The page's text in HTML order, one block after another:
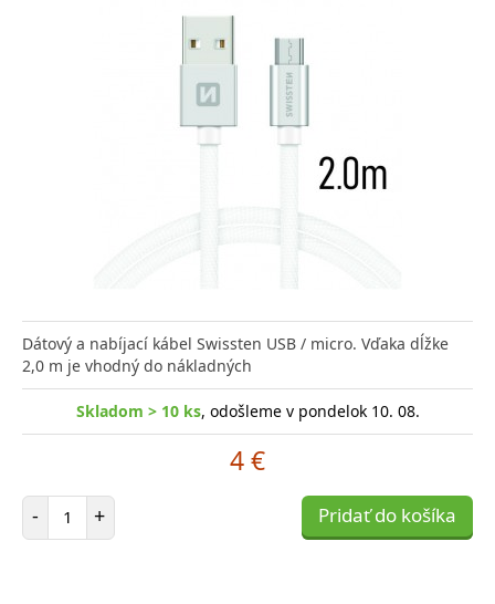
Dátový a nabíjací kábel Swissten USB / micro. Vďaka dĺžke
2,0 m je vhodný do nákladných
Skladom > 10 ks, odošleme v pondelok 10. 08.
4 €
- Počet položiek
+ Pridať do košíka